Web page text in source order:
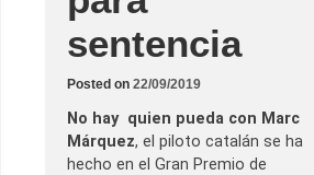
sentencia
Posted on 22/09/2019
No hay quien pueda con Marc
Márquez, el piloto catalán se ha
hecho en el Gran Premio de